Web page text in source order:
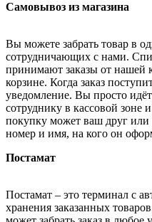
Самовывоз из магазина
Вы можете забрать товар в
сотрудничающих с нами.
принимают заказы от нашей
корзине. Когда заказ
уведомление. Вы просто
сотруднику в кассовой зоне
покупку может ваш друг или
номер и имя, на кого он
Постамат
Постамат – это терминал с
хранения заказанных